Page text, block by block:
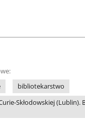
bibliotekarstwo
Skłodowskiej (Lublin).